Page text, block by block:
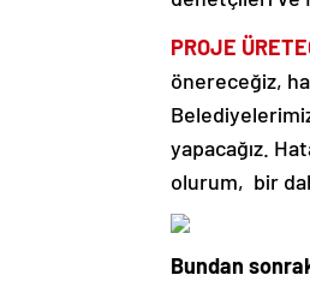
PROJE
önereceğiz,
yapacağız.
olurum, bir
Bundan